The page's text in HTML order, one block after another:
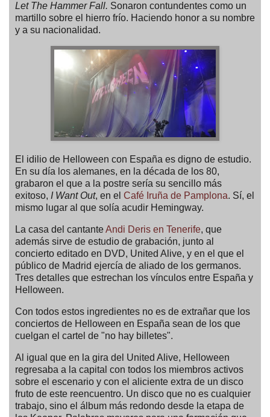
Let The Hammer Fall. Sonaron contundentes como un
martillo sobre el hierro frío. Haciendo honor a su nombre
y a su nacionalidad.
El idilio de Helloween con España es digno de estudio.
En su día los alemanes, en la década de los 80,
grabaron el que a la postre sería su sencillo más
exitoso, I Want Out, en el Café Iruña de Pamplona. Sí, el
mismo lugar al que solía acudir Hemingway.
La casa del cantanteAndi Deris en Tenerife, que
además sirve de estudio de grabación, junto al
concierto editado en DVD, United Alive, y en el que el
público de Madrid ejercía de aliado de los germanos.
Tres detalles que estrechan los vínculos entre España y
Helloween.
Con todos estos ingredientes no es de extrañar que los
conciertos de Helloween en España sean de los que
cuelgan el cartel de "no hay billetes".
Al igual que en la gira del United Alive, Helloween
regresaba a la capital con todos los miembros activos
sobre el escenario y con el aliciente extra de un disco
fruto de este reencuentro. Un disco que no es cualquier
trabajo, sino el álbum más redondo desde la etapa de